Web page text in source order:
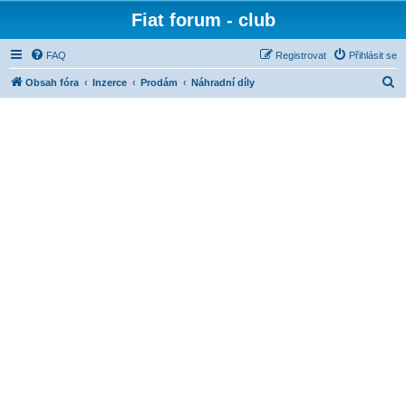
Fiat forum - club
FAQ Přihlásit se
Registrovat
Obsah fóra Inzerce Prodám Náhradní díly